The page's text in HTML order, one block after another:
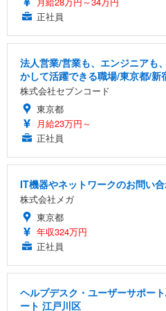
正社員
法人営業/営業も、エンジニアも
かして活躍できる職場/東京都/新
株式会社セブンコード
東京都
月給23万円～
正社員
IT機器やネットワークのお問い
株式会社メガ
東京都
年収324万円
正社員
ヘルプデスク・ユーザーサポー
ート 江戸川区